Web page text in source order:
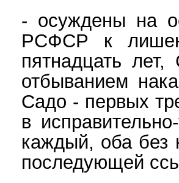
- осуждены на
РСФСР к
пятнадцать
отбыванием
Садо - первых
в
каждый, оба без
последующей